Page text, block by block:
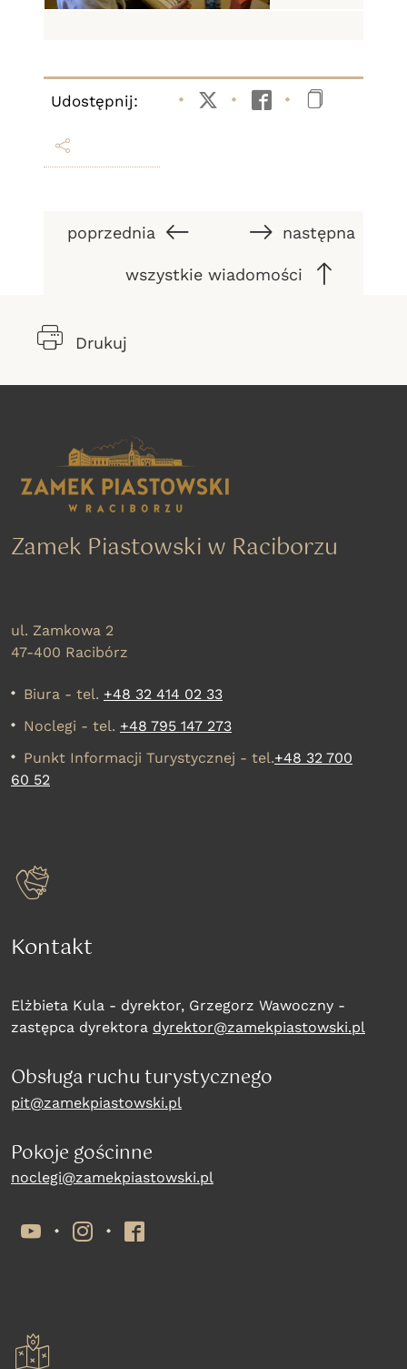
Udostępnij:
TwitterFacebook
poprzednia następna
wszystkie wiadomości
Drukuj
Zamek Piastowski w Raciborzu
ul. Zamkowa 2
47-400 Racibórz
Biura - tel. +48 32 414 02 33
Noclegi - tel. +48 795 147 273
Punkt Informacji Turystycznej - tel.+48 32 700
60 52
Kontakt
Elżbieta Kula - dyrektor, Grzegorz Wawoczny -
zastępca dyrektora dyrektor@zamekpiastowski.pl
Obsługa ruchu turystycznego
pit@zamekpiastowski.pl
Pokoje gościnne
noclegi@zamekpiastowski.pl
YouTubeInstagramFacebook